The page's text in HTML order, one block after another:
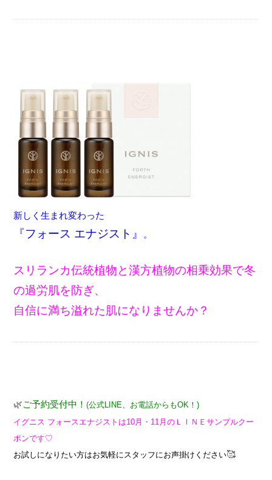
新しく生まれ変わった
『フォース エナジスト』 。
スリランカ伝統植物と漢方植物の相乗効果で冬
の過労肌を防ぎ、
自信に満ち溢れた肌になりませんか？
🌿ご予約受付中！ (公式LINE、お電話からもOK！)
イグニス フォースエナジストは10月・11月のＬＩＮＥサンプルクー
ポンです♡
お試しになりたい方はお気軽にスタッフにお声掛けください🥰